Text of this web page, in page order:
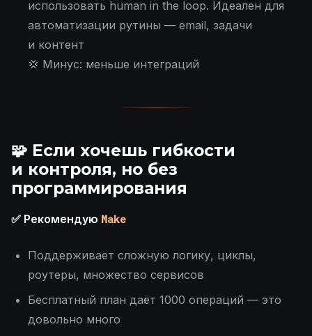
использовать human in the loop. Идеален для
автоматизации рутины — email, задачи
и контент
💢 Минус: меньше интеграций
🧩 Если хочешь гибкости
и контроля, но без
программирования
✅ Рекомендую Make
Поддерживает сложную логику, циклы,
роутеры, множество сервисов
Бесплатный план даёт 1000 операций — это
довольно много